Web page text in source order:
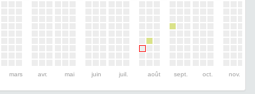
mars avr. mai juin juil. août sept. oct. nov.